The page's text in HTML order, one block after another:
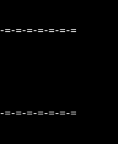
=-=-=-=-=-=
=-=-=-=-=-=